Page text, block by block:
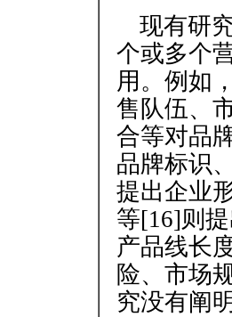
现有研
个或多个
用。例如
售队伍、
合等对品
品牌标识
提出企业
等[16]则
产品线长
险、市场
究没有阐